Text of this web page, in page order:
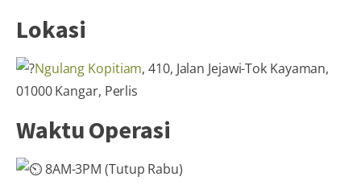
Lokasi
Ngulang Kopitiam, 410, Jalan Jejawi-Tok Kayaman,
01000 Kangar, Perlis
Waktu Operasi
8AM-3PM (Tutup Rabu)